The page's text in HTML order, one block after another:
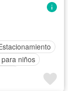
niños